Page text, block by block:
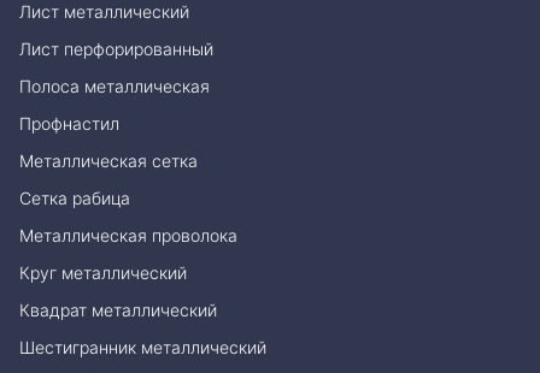
Лист металлический
Лист перфорированный
Полоса металлическая
Профнастил
Металлическая сетка
Сетка рабица
Металлическая проволока
Круг металлический
Квадрат металлический
Шестигранник металлический